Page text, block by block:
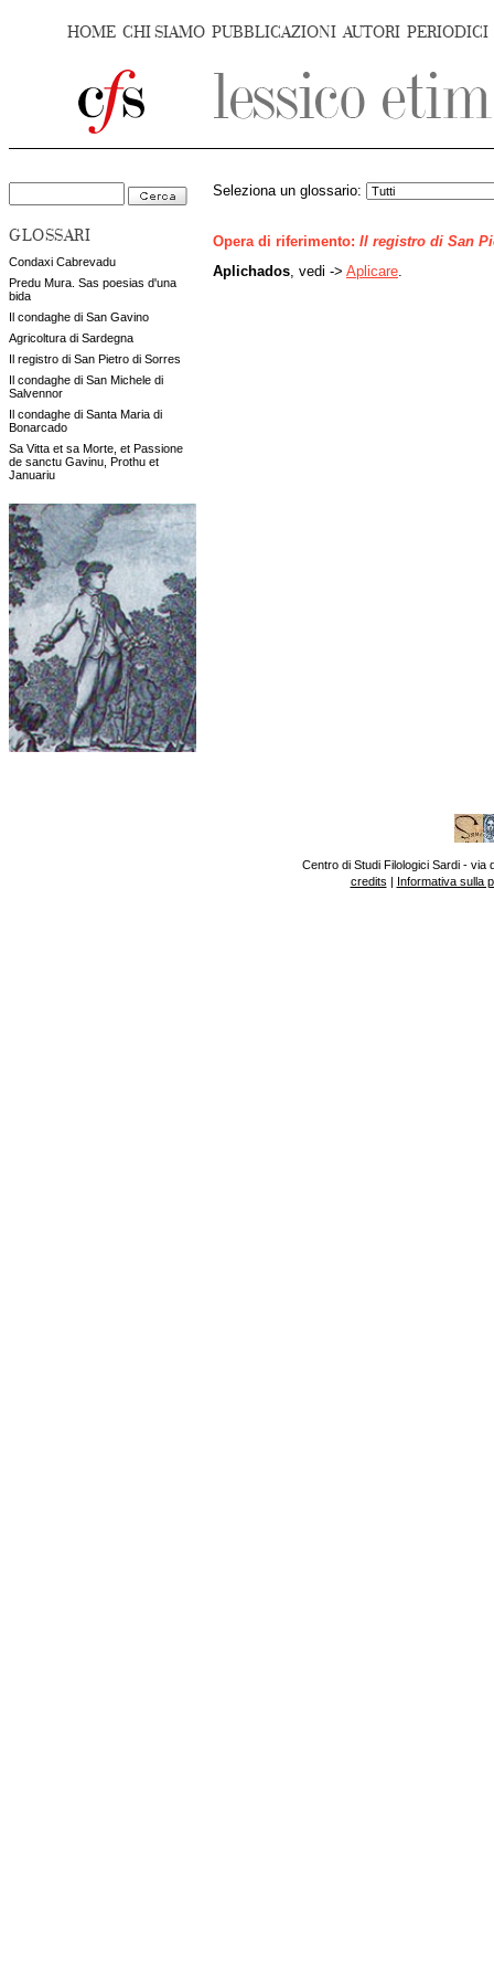
HOME CHI SIAMO PUBBLICAZIONI AUTORI PERIODICI
GLOSSARI
Condaxi Cabrevadu
Predu Mura. Sas poesias d'una
bida
Il condaghe di San Gavino
Agricoltura di Sardegna
Il registro di San Pietro di Sorres
Il condaghe di San Michele di
Salvennor
Il condaghe di Santa Maria di
Bonarcado
Sa Vitta et sa Morte, et Passione
de sanctu Gavinu, Prothu et
Januariu
Seleziona un glossario:
Opera di riferimento: Il registro di San
Aplichados , vedi -> Aplicare
Centro di Studi Filologici Sardi - via
credits | Informativa sulla